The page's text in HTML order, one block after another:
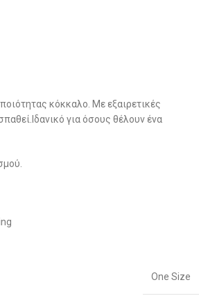
κόκκαλο. Με εξαιρετικές
για όσους θέλουν ένα
One Size